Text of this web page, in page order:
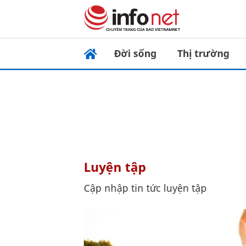
Đời sống Thị trường
luyện tập
Cập nhập tin tức luyện tập